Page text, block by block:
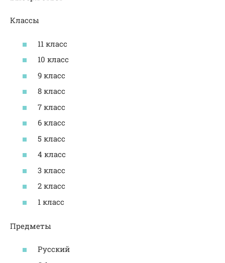
Классы
11 класс
10 класс
9 класс
8 класс
7 класс
6 класс
5 класс
4 класс
3 класс
2 класс
1 класс
Предметы
Русский